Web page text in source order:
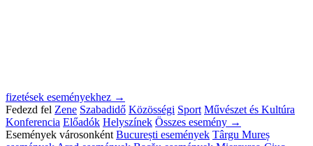
fizetések eseményekhez →
Fedezd fel Zene Szabadidő Közösségi Sport Művészet és Kultúra
Konferencia Előadók Helyszínek Összes esemény →
Események városonként București események Târgu Mureș